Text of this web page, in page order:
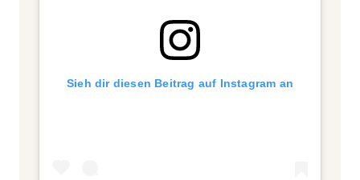
Sieh dir diesen Beitrag auf Instagram an